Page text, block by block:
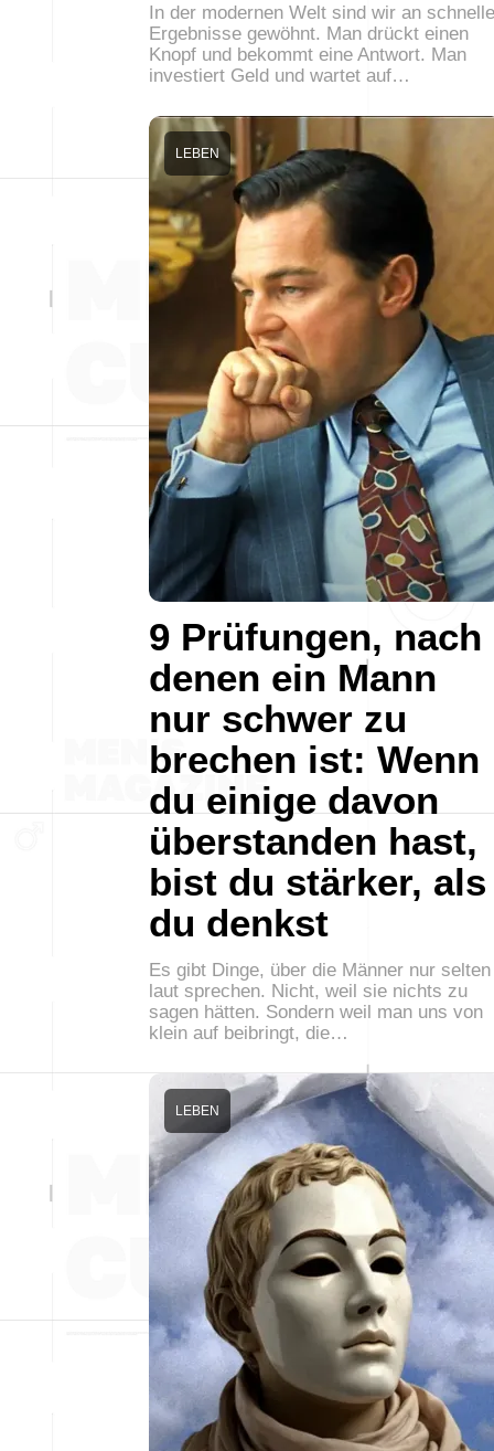
In der modernen Welt sind wir an schnelle
Ergebnisse gewöhnt. Man drückt einen
Knopf und bekommt eine Antwort. Man
investiert Geld und wartet auf…
9 Prüfungen, nach
denen ein Mann
nur schwer zu
brechen ist: Wenn
du einige davon
überstanden hast,
bist du stärker, als
du denkst
LEBEN
Es gibt Dinge, über die Männer nur selten
laut sprechen. Nicht, weil sie nichts zu
sagen hätten. Sondern weil man uns von
klein auf beibringt, die…
LEBEN